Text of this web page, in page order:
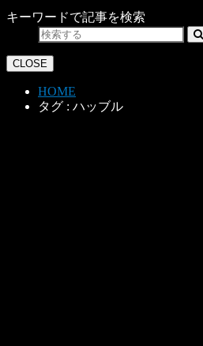
キーワードで記事を検索
CLOSE
HOME
タグ : ハッブル